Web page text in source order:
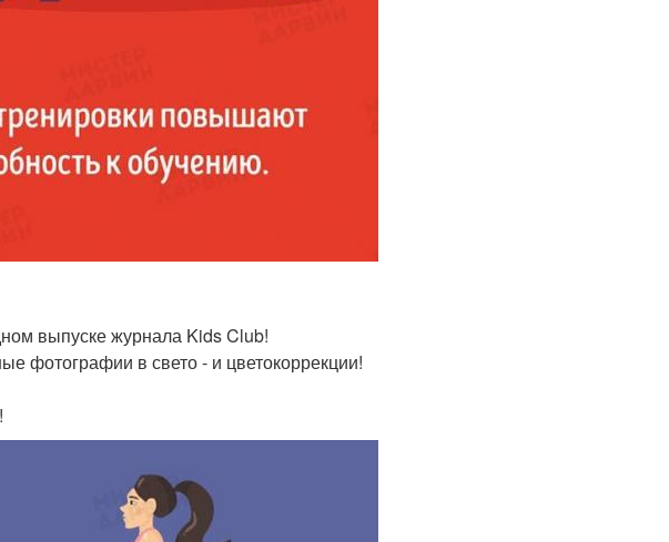
выпуске журнала Kids Club!
фотографии в свето - и цветокоррекции!